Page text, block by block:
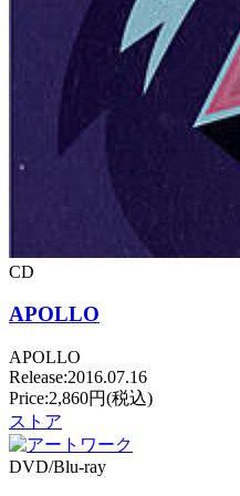
CD
APOLLO
APOLLO
Release:2016.07.16
Price:2,860円(税込)
ストア
DVD/Blu-ray